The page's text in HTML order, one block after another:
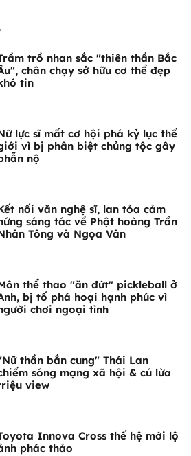
trồ nhan sắc "thiên thần Bắc
chân chạy sở hữu cơ thể đẹp
tin
lực sĩ mất cơ hội phá kỷ lục thế
vì bị phân biệt chủng tộc gây
nộ
nối văn nghệ sĩ, lan tỏa cảm
sáng tác về Phật hoàng Trần
Tông và Ngọa Vân
thể thao "ăn đứt" pickleball ở
bị tố phá hoại hạnh phúc vì
chơi ngoại tình
thần bắn cung" Thái Lan
sóng mạng xã hội & cú lừa
view
Innova Cross thế hệ mới lộ
phác thảo